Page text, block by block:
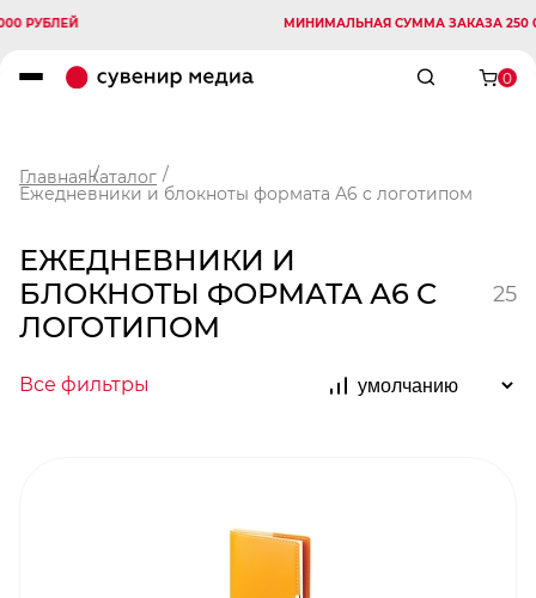
МИНИМАЛЬНАЯ СУММА ЗАКАЗА 250 000
0
ГлавнаяКаталог
Ежедневники и блокноты формата А6 c логотипом
ЕЖЕДНЕВНИКИ И
БЛОКНОТЫ ФОРМАТА А6 C
ЛОГОТИПОМ
25
Все фильтры